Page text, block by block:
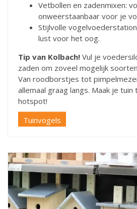
Vetbollen en zadenmixen:
onweerstaanbaar voor je
Stijlvolle
lust voor het oog.
Tip van Kolbach! Vul je
zaden om zoveel mogelijk
Van roodborstjes tot
allemaal graag langs. Maak je
hotspot!
Tuinvogels